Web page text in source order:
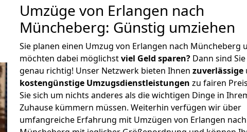
Umzüge von Erlangen nach
Müncheberg: Günstig umziehen
Sie planen einen Umzug von Erlangen nach Müncheberg
möchten dabei möglichstviel Geld sparen? Dann sind
genau richtig! Unser Netzwerk bieten Ihnen zuverlässige
kostengünstige Umzugsdienstleistungen zu fairen
Sie sich um nichts anderes als die wichtigen Dinge in
Zuhause kümmern müssen. Weiterhin verfügen wir über
umfangreiche Erfahrung mit Umzügen von Erlangen nach